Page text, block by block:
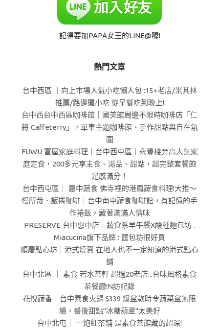
記得要加PAPA女王的LINE@喔!
熱門文章
台中西區 ｜向上市場人氣小吃懶人包 :15+老店/米其林
推薦/路邊攤小吃 從早餐吃到晚上!
台中西台中西區咖啡館｜國美館周邊不限時咖啡店「仁
將 Caffeterry」，單車主題咖啡館、手作甜點與自在氛
圍
FUWU 富屋家庭料理｜台中西屯區｜永豐棧旁高人氣家
庭定食，200多元享主食、湯品、甜點，超完整套餐飽
足感滿分！
台中西屯區｜ 惠中蔬食 佛寺裡的港風蔬食料理!大推～
慢所哉．飯捲咖啡｜台中南屯蔬食咖啡館，有記憶的手
作捲飯，藏著滿滿人情味
PRESERVE 台中惠中店｜蔬食系早午餐X酸種麵包坊 .
Miacucina旗下品牌 : 麵包坊很好買
順慶點心坊｜港式燒賣 在地人也不一定知道的港式點心
鋪
台中北區 ｜ 素食 若水茶軒 超過20老店...台味風格素食
茶餐廳!N訪記錄
花悅蔬香｜台中素食火鍋 $339 爆盆款時令蔬菜盆無限
續，餐後甜點"冰糖葫蘆"太美好
台中北屯｜ 一炮紅茶舖 是素食茶館藏的超深!